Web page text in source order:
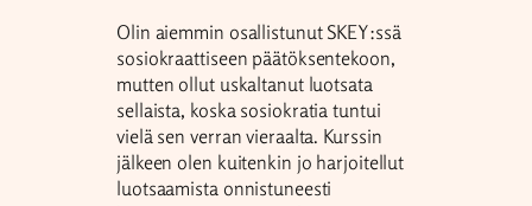
Olin aiemmin osallistunut SKEY:ssä
sosiokraattiseen päätöksentekoon,
mutten ollut uskaltanut luotsata
sellaista, koska sosiokratia tuntui
vielä sen verran vieraalta. Kurssin
jälkeen olen kuitenkin jo harjoitellut
luotsaamista onnistuneesti